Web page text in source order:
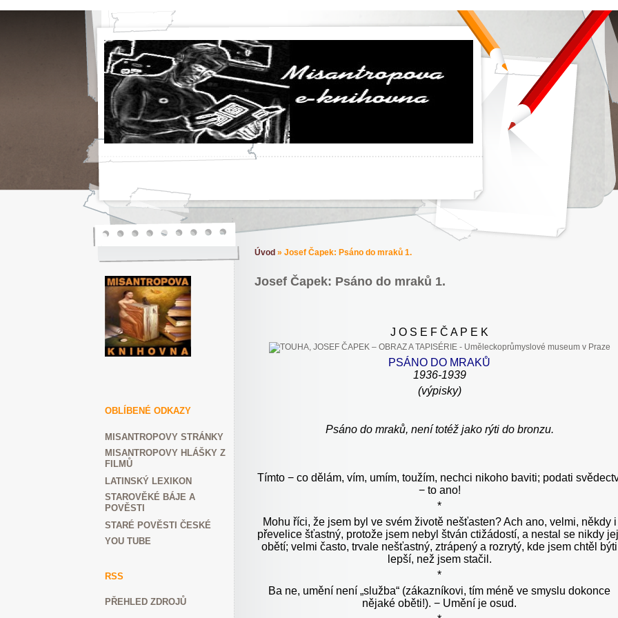
OBLÍBENÉ ODKAZY
MISANTROPOVY STRÁNKY
MISANTROPOVY HLÁŠKY Z
FILMŮ
LATINSKÝ LEXIKON
STAROVĚKÉ BÁJE A
POVĚSTI
STARÉ POVĚSTI ČESKÉ
YOU TUBE
RSS
PŘEHLED ZDROJŮ
Úvod » Josef Čapek: Psáno do mraků 1.
Josef Čapek: Psáno do mraků 1.
J O S E F Č A P E K
PSÁNO DO MRAKŮ
1936-1939
(výpisky)
Psáno do mraků, není totéž jako rýti do bronzu.
Tímto − co dělám, vím, umím, toužím, nechci nikoho baviti; podati
− to ano!
*
Mohu říci, že jsem byl ve svém životě nešťasten? Ach ano, velmi, někdy i
převelice šťastný, protože jsem nebyl štván ctižádostí, a nestal se nikdy
obětí; velmi často, trvale nešťastný, ztrápený a rozrytý, kde jsem chtěl býti
lepší, než jsem stačil.
*
Ba ne, umění není „služba“ (zákazníkovi, tím méně ve smyslu dokonce
nějaké oběti!). − Umění je osud.